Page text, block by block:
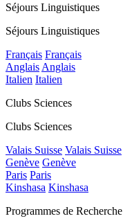
Séjours Linguistiques
Séjours Linguistiques
Français Français
Anglais Anglais
Italien Italien
Clubs Sciences
Clubs Sciences
Valais Suisse Valais Suisse
Genève Genève
Paris Paris
Kinshasa Kinshasa
Programmes de Recherche